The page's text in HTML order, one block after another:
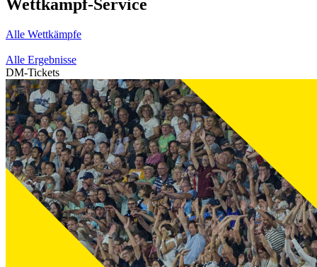
Wettkampf-Service
Alle Wettkämpfe
Alle Ergebnisse
DM-Tickets